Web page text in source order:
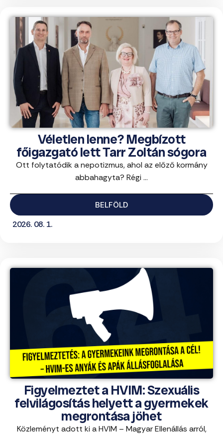
Véletlen lenne? Megbízott
főigazgató lett Tarr Zoltán sógora
Ott folytatódik a nepotizmus, ahol az előző kormány
abbahagyta? Régi ...
BELFÖLD
2026. 08. 1.
Figyelmeztet a HVIM: Szexuális
felvilágosítás helyett a gyermekek
megrontása jöhet
Közleményt adott ki a HVIM – Magyar Ellenállás arról,